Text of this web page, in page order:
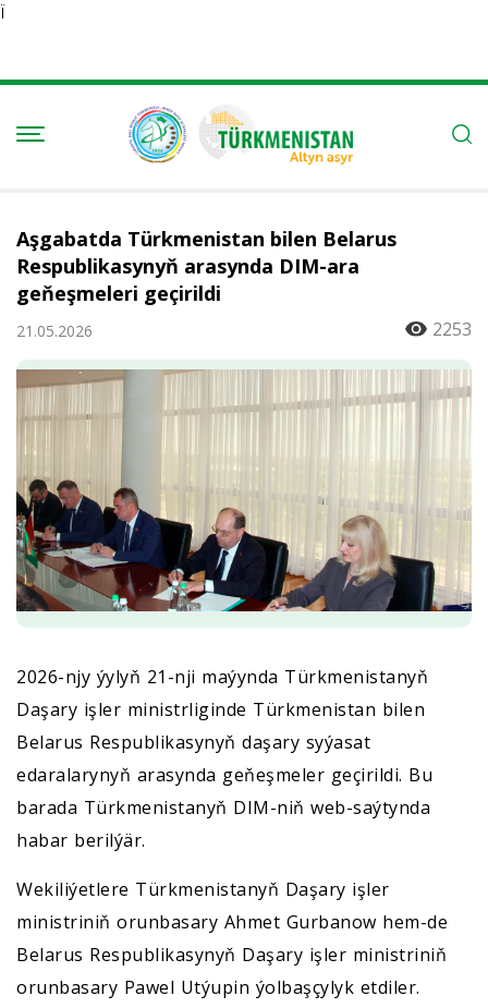
Ï
Aşgabatda Türkmenistan bilen Belarus
Respublikasynyň arasynda DIM-ara
geňeşmeleri geçirildi
21.05.2026 2253
2026-njy ýylyň 21-nji maýynda Türkmenistanyň
Daşary işler ministrliginde Türkmenistan bilen
Belarus Respublikasynyň daşary syýasat
edaralarynyň arasynda geňeşmeler geçirildi. Bu
barada Türkmenistanyň DIM-niň web-saýtynda
habar berilýär.
Wekiliýetlere Türkmenistanyň Daşary işler
ministriniň orunbasary Ahmet Gurbanow hem-de
Belarus Respublikasynyň Daşary işler ministriniň
orunbasary Pawel Utýupin ýolbaşçylyk etdiler.